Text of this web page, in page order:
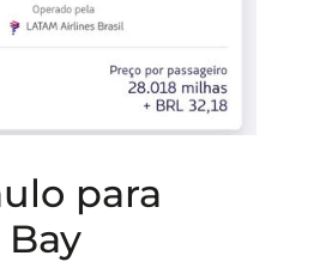
para